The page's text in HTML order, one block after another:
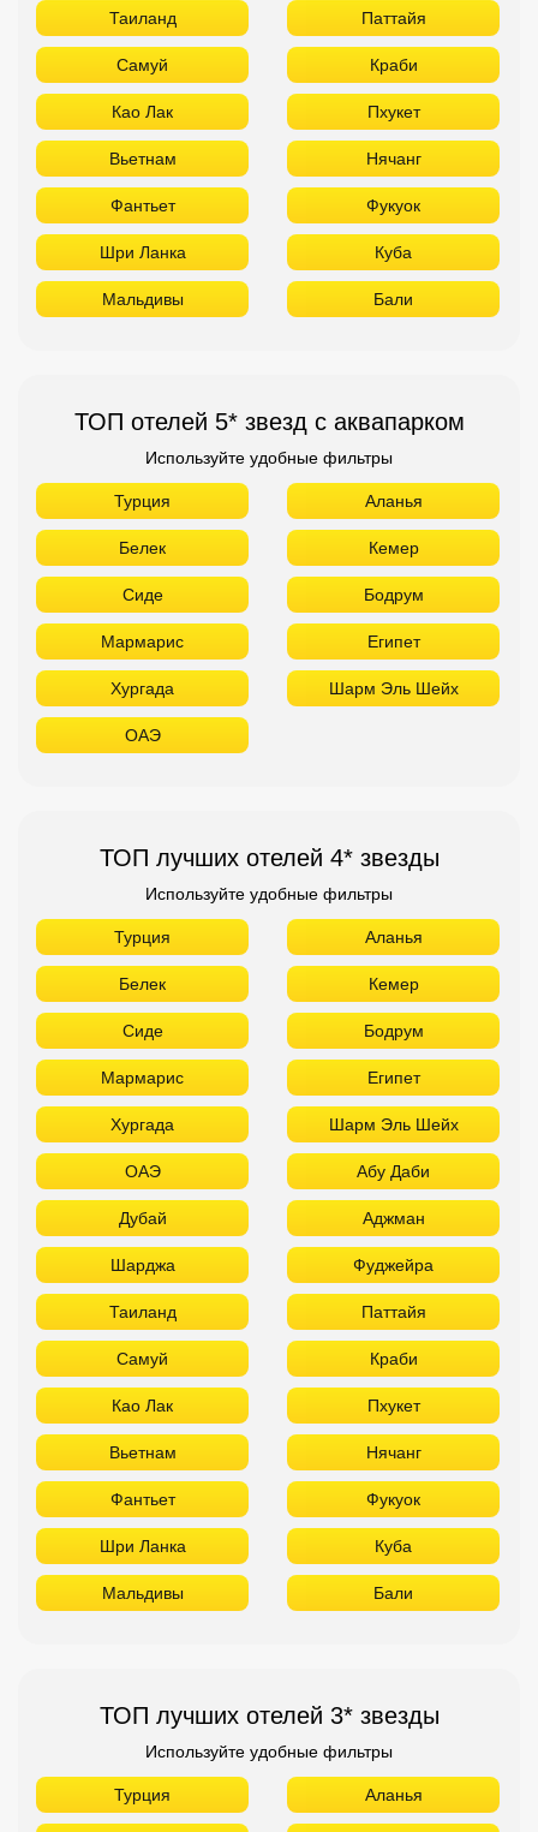
Таиланд Паттайя
Самуй Краби
Као Лак Пхукет
Вьетнам Нячанг
Фантьет Фукуок
Шри Ланка Куба
Мальдивы Бали
ТОП отелей 5* звезд с аквапарком
Используйте удобные фильтры
Турция Аланья
Белек Кемер
Сиде Бодрум
Мармарис Египет
Хургада Шарм Эль Шейх
ОАЭ
ТОП лучших отелей 4* звезды
Используйте удобные фильтры
Турция Аланья
Белек Кемер
Сиде Бодрум
Мармарис Египет
Хургада Шарм Эль Шейх
ОАЭ Абу Даби
Дубай Аджман
Шарджа Фуджейра
Таиланд Паттайя
Самуй Краби
Као Лак Пхукет
Вьетнам Нячанг
Фантьет Фукуок
Шри Ланка Куба
Мальдивы Бали
ТОП лучших отелей 3* звезды
Используйте удобные фильтры
Турция Аланья